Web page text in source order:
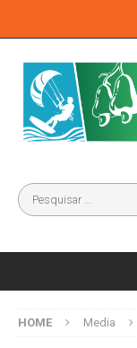
HOME Media